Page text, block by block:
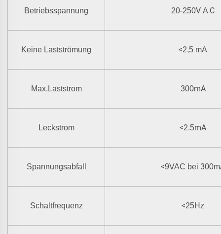
Betriebsspannung 20-250V A C
Keine Lastströmung <2,5 mA
Max.Laststrom 300mA
Leckstrom <2.5mA
Spannungsabfall <9VAC bei
Schaltfrequenz <25Hz